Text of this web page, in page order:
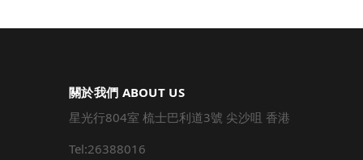
關於我們 ABOUT US
星光行804室 梳士巴利道3號 尖沙咀 香港
Tel:26388016